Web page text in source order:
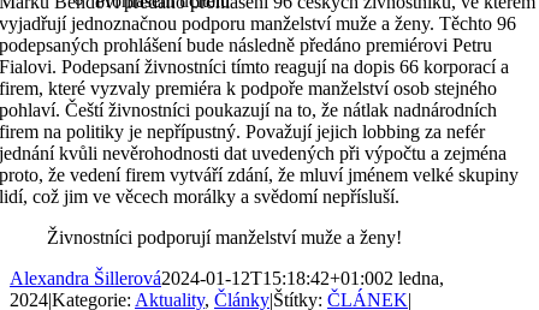
vyjadřují jednoznačnou podporu manželství muže a ženy. Těchto 96
podepsaných prohlášení bude následně předáno premiérovi Petru
Fialovi. Podepsaní živnostníci tímto reagují na dopis 66 korporací a
firem, které vyzvaly premiéra k podpoře manželství osob stejného
pohlaví. Čeští živnostníci poukazují na to, že nátlak nadnárodních
firem na politiky je nepřípustný. Považují jejich lobbing za nefér
jednání kvůli nevěrohodnosti dat uvedených při výpočtu a zejména
proto, že vedení firem vytváří zdání, že mluví jménem velké skupiny
lidí, což jim ve věcech morálky a svědomí nepřísluší.
Živnostníci podporují manželství muže a ženy!
Alexandra Šillerová2024-01-12T15:18:42+01:002 ledna,
2024|Kategorie: Aktuality, Články|Štítky: ČLÁNEK|